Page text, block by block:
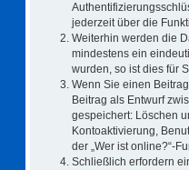
jederzeit über die
Weiterhin werden die
mindestens ein
wurden, so ist dies für
Wenn Sie einen
Beitrag als Entwurf
gespeichert: Löschen
Kontoaktivierung,
der „Wer ist online?“-
Schließlich erfordern